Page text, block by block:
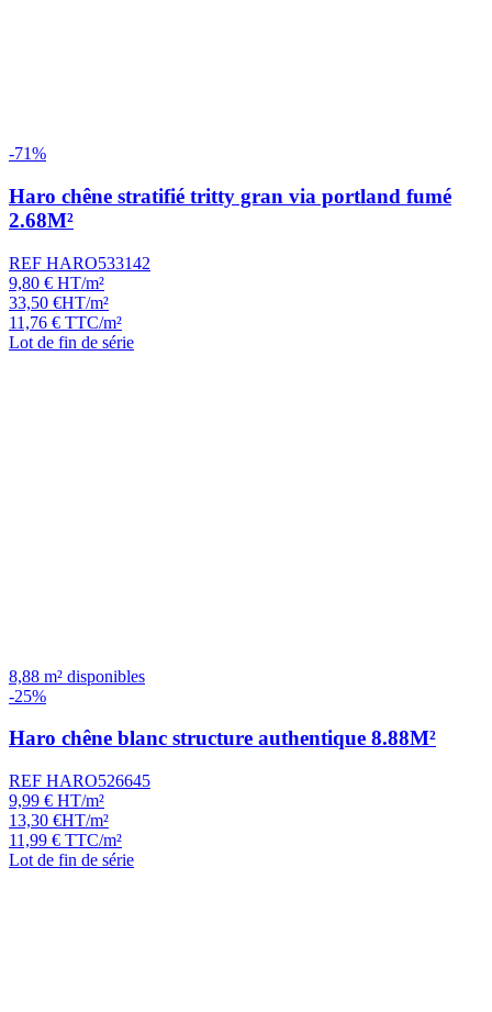
-71%
Haro chêne stratifié tritty gran via portland fumé
2.68M²
REF HARO533142
9,80 € HT/m²
33,50 €HT/m²
11,76 € TTC/m²
Lot de fin de série
8,88 m² disponibles
-25%
Haro chêne blanc structure authentique 8.88M²
REF HARO526645
9,99 € HT/m²
13,30 €HT/m²
11,99 € TTC/m²
Lot de fin de série